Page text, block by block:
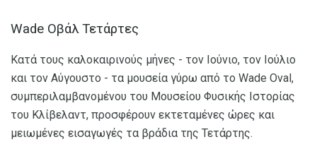
Wade Οβάλ Τετάρτες
Κατά τους καλοκαιρινούς μήνες - τον Ιούνιο, τον Ιούλιο
και τον Αύγουστο - τα μουσεία γύρω από το Wade Oval,
συμπεριλαμβανομένου του Μουσείου Φυσικής Ιστορίας
του Κλίβελαντ, προσφέρουν εκτεταμένες ώρες και
μειωμένες εισαγωγές τα βράδια της Τετάρτης.